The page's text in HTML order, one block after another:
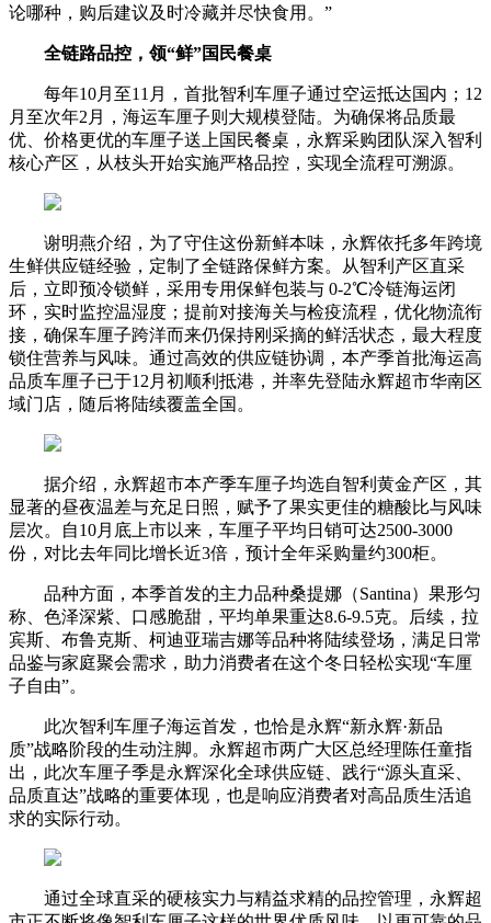
论哪种，购后建议及时冷藏并尽快食用。”
全链路品控，领“鲜”国民餐桌
每年10月至11月，首批智利车厘子通过空运抵达国内；12
月至次年2月，海运车厘子则大规模登陆。为确保将品质最
优、价格更优的车厘子送上国民餐桌，永辉采购团队深入智利
核心产区，从枝头开始实施严格品控，实现全流程可溯源。
谢明燕介绍，为了守住这份新鲜本味，永辉依托多年跨境
生鲜供应链经验，定制了全链路保鲜方案。从智利产区直采
后，立即预冷锁鲜，采用专用保鲜包装与 0-2℃冷链海运闭
环，实时监控温湿度；提前对接海关与检疫流程，优化物流衔
接，确保车厘子跨洋而来仍保持刚采摘的鲜活状态，最大程度
锁住营养与风味。通过高效的供应链协调，本产季首批海运高
品质车厘子已于12月初顺利抵港，并率先登陆永辉超市华南区
域门店，随后将陆续覆盖全国。
据介绍，永辉超市本产季车厘子均选自智利黄金产区，其
显著的昼夜温差与充足日照，赋予了果实更佳的糖酸比与风味
层次。自10月底上市以来，车厘子平均日销可达2500-3000
份，对比去年同比增长近3倍，预计全年采购量约300柜。
品种方面，本季首发的主力品种桑提娜（Santina）果形匀
称、色泽深紫、口感脆甜，平均单果重达8.6-9.5克。后续，拉
宾斯、布鲁克斯、柯迪亚瑞吉娜等品种将陆续登场，满足日常
品鉴与家庭聚会需求，助力消费者在这个冬日轻松实现“车厘
子自由”。
此次智利车厘子海运首发，也恰是永辉“新永辉·新品
质”战略阶段的生动注脚。永辉超市两广大区总经理陈任童指
出，此次车厘子季是永辉深化全球供应链、践行“源头直采、
品质直达”战略的重要体现，也是响应消费者对高品质生活追
求的实际行动。
通过全球直采的硬核实力与精益求精的品控管理，永辉超